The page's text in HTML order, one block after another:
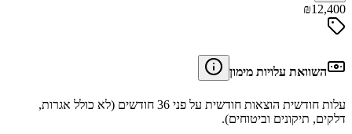
₪12,400
השוואת עלויות מימון
עלות חודשית הוצאות חודשית על פני 36 חודשים (לא כולל אגרות,
דלקים, תיקונים וביטוחים).